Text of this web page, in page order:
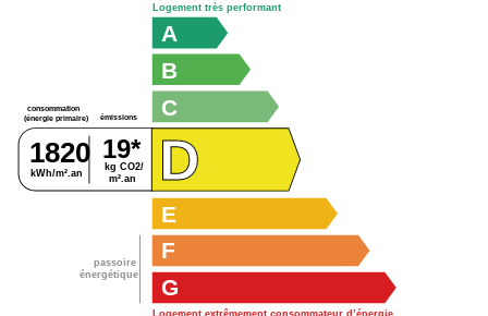
passoire
énergétique
consommation
(énergie primaire)
émissions
kg CO2/
m².an
kWh/m².an
1820 19*
G
Logement extrêmement consommateur d’énergie
F
E
D
C
B
A
Logement très performant